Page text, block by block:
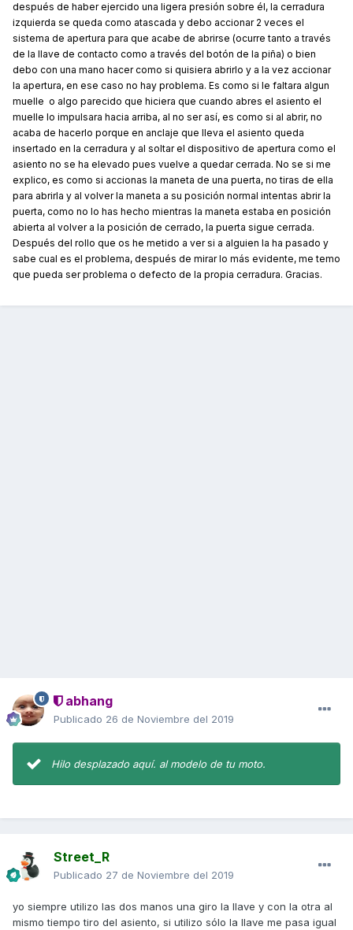
después de haber ejercido una ligera presión sobre él, la cerradura
izquierda se queda como atascada y debo accionar 2 veces el
sistema de apertura para que acabe de abrirse (ocurre tanto a través
de la llave de contacto como a través del botón de la piña) o bien
debo con una mano hacer como si quisiera abrirlo y a la vez accionar
la apertura, en ese caso no hay problema. Es como si le faltara algun
muelle o algo parecido que hiciera que cuando abres el asiento el
muelle lo impulsara hacia arriba, al no ser así, es como si al abrir, no
acaba de hacerlo porque en anclaje que lleva el asiento queda
insertado en la cerradura y al soltar el dispositivo de apertura como el
asiento no se ha elevado pues vuelve a quedar cerrada. No se si me
explico, es como si accionas la maneta de una puerta, no tiras de ella
para abrirla y al volver la maneta a su posición normal intentas abrir la
puerta, como no lo has hecho mientras la maneta estaba en posición
abierta al volver a la posición de cerrado, la puerta sigue cerrada.
Después del rollo que os he metido a ver si a alguien la ha pasado y
sabe cual es el problema, después de mirar lo más evidente, me temo
que pueda ser problema o defecto de la propia cerradura. Gracias.
abhang
Publicado 26 de Noviembre del 2019
Hilo desplazado aquí. al modelo de tu moto.
Street_R
Publicado 27 de Noviembre del 2019
yo siempre utilizo las dos manos una giro la llave y con la otra al
mismo tiempo tiro del asiento, si utilizo sólo la llave me pasa igual